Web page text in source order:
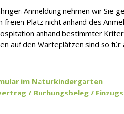
Anmeldung nehmen wir Sie
freien Platz nicht anhand des
anhand bestimmter
auf den Warteplätzen sind so für
im Naturkindergarten
/ Buchungsbeleg /